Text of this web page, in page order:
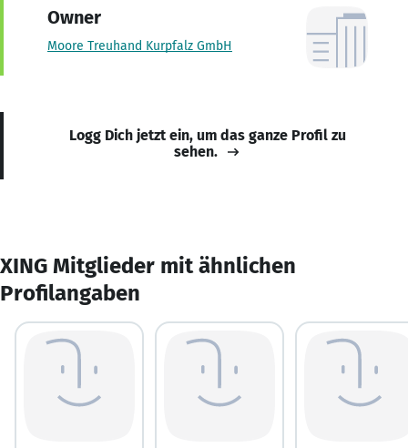
Owner
Moore Treuhand Kurpfalz GmbH
Logg Dich jetzt ein, um das ganze Profil zu
sehen.
XING Mitglieder mit ähnlichen
Profilangaben